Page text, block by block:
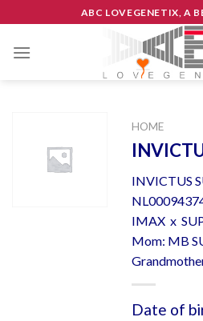
to
content
ABC LOVEGENETIX, A
HOME
INVICTUS
IMAX x
Mom: MB
Date of